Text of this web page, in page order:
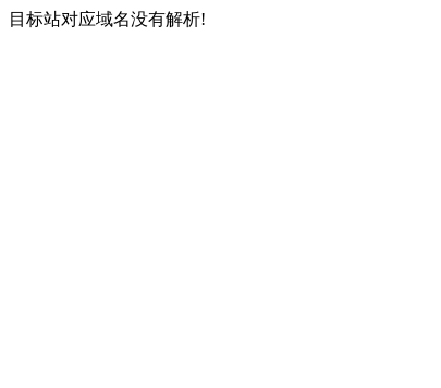
目标站对应域名没有解析!